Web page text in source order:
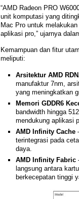
“AMD Radeon PRO
unit komputasi yang
Mac Pro untuk
aplikasi pro,” ujarnya
Kemampuan dan fitur
meliputi:
Arsitektur AMD
manufaktur 7nm,
yang meningkatkan
Memori GDDR6
bandwidth hingga
mendukung aplikasi
AMD Infinity Cache
terintegrasi pada
daya.
AMD Infinity Fabric
langsung antara
berkecepatan tinggi